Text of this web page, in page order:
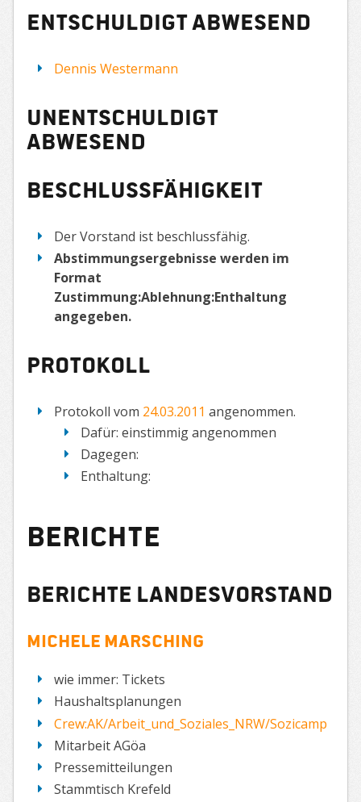
entschuldigt abwesend
Dennis Westermann
unentschuldigt
abwesend
Beschlussfähigkeit
Der Vorstand ist beschlussfähig.
Abstimmungsergebnisse werden im
Format
Zustimmung:Ablehnung:Enthaltung
angegeben.
Protokoll
Protokoll vom 24.03.2011 angenommen.
Dafür: einstimmig angenommen
Dagegen:
Enthaltung:
Berichte
Berichte Landesvorstand
Michele Marsching
wie immer: Tickets
Haushaltsplanungen
Crew:AK/Arbeit_und_Soziales_NRW/Sozicamp
Mitarbeit AGöa
Pressemitteilungen
Stammtisch Krefeld